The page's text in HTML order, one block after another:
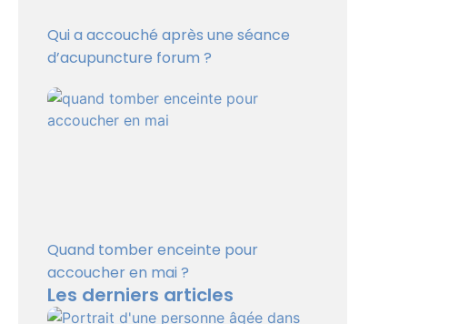
Qui a accouché après une séance
d’acupuncture forum ?
Quand tomber enceinte pour
accoucher en mai ?
Les derniers articles